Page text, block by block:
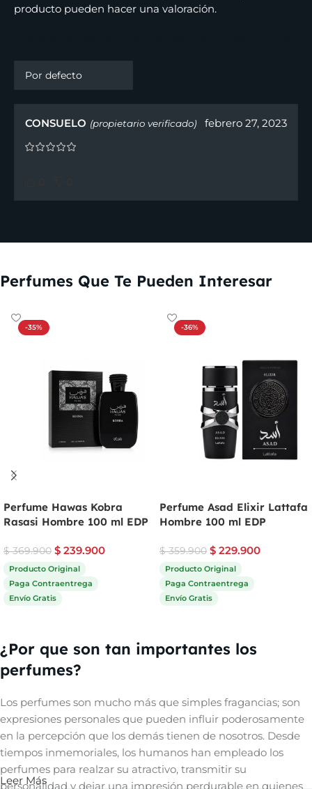
CONSUELO (propietario verificado) febrero 27, 2023
producto pueden hacer una valoración.
Perfumes Que Te Pueden Interesar
-35%
Perfume Hawas Kobra
Rasasi Hombre 100 ml EDP
$369.900 $ 239.900
Producto Original
Paga Contraentrega
Envío Gratis
-36%
Perfume Asad Elixir Lattafa
Hombre 100 ml EDP
$359.900 $ 229.900
Producto Original
Paga Contraentrega
Envío Gratis
¿Por que son tan importantes los
perfumes?
Los perfumes son mucho más que simples fragancias; son
expresiones personales que pueden influir poderosamente
en la percepción que los demás tienen de nosotros. Desde
tiempos inmemoriales, los humanos han empleado los
perfumes para realzar su atractivo, transmitir su
personalidad y dejar una impresión perdurable en quienes
Leer Más